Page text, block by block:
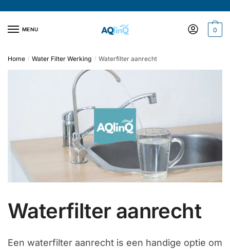
navigatie
inhoudMENU 0
Home / Water Filter Werking / Waterfilter aanrecht
Waterfilter aanrecht
Een waterfilter aanrecht is een handige optie om